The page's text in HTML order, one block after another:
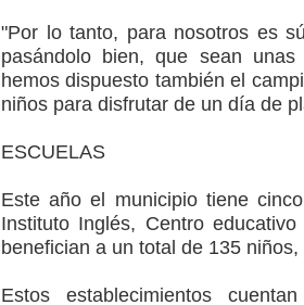
"Por lo tanto, para nosotros es
pasándolo bien, que sean
hemos dispuesto también el
niños para disfrutar de un día de
ESCUELAS
Este año el municipio tiene
Instituto Inglés, Centro
benefician a un total de 135
Estos establecimientos